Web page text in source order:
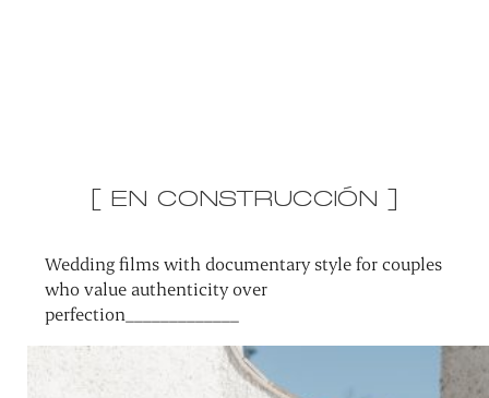
[ EN CONSTRUCCIÓN ]
Wedding films with documentary style for couples
who value authenticity over
perfection_____________